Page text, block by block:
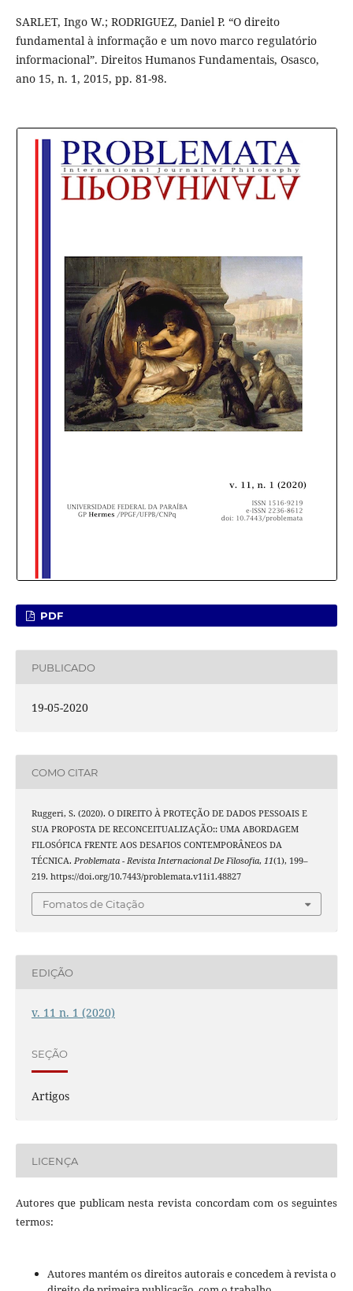
SARLET, Ingo W.; RODRIGUEZ, Daniel P. “O direito
fundamental à informação e um novo marco regulatório
informacional”. Direitos Humanos Fundamentais, Osasco,
ano 15, n. 1, 2015, pp. 81-98.
PDF
PUBLICADO
19-05-2020
COMO CITAR
Ruggeri, S. (2020). O DIREITO À PROTEÇÃO DE DADOS PESSOAIS E
SUA PROPOSTA DE RECONCEITUALIZAÇÃO:: UMA ABORDAGEM
FILOSÓFICA FRENTE AOS DESAFIOS CONTEMPORÂNEOS DA
TÉCNICA. Problemata - Revista Internacional De Filosofia, 11(1), 199–
219. https://doi.org/10.7443/problemata.v11i1.48827
Fomatos de Citação
EDIÇÃO
v. 11 n. 1 (2020)
SEÇÃO
Artigos
LICENÇA
Autores que publicam nesta revista concordam com os seguintes
termos:
Autores mantém os direitos autorais e concedem à revista o